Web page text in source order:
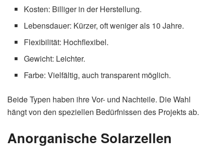
Kosten: Billiger in der Herstellung.
Lebensdauer: Kürzer, oft weniger als 10 Jahre.
Flexibilität: Hochflexibel.
Gewicht: Leichter.
Farbe: Vielfältig, auch transparent möglich.
Beide Typen haben ihre Vor- und Nachteile. Die Wahl
hängt von den speziellen Bedürfnissen des Projekts ab.
Anorganische Solarzellen